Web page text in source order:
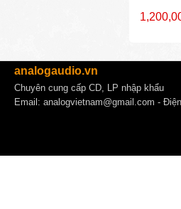
analogaudio.vn
Chuyên cung cấp CD, LP nhập khẩu
Email: analogvietnam@gmail.com -